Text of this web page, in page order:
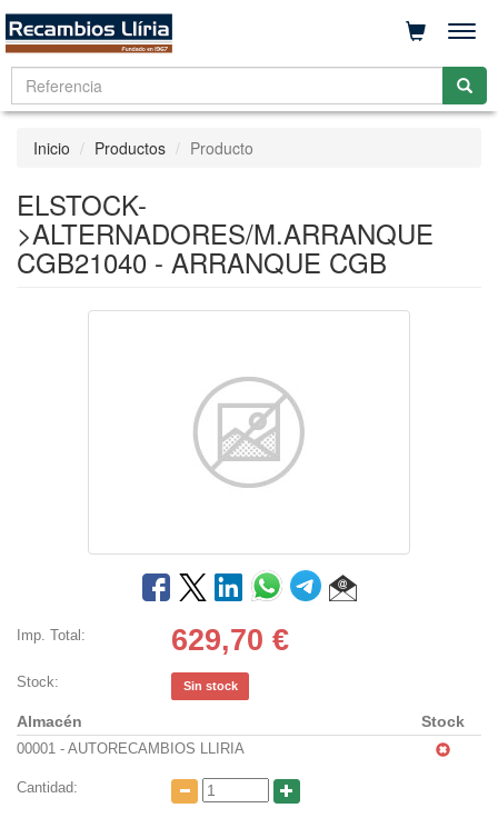
Inicio Productos Producto
ELSTOCK-
>ALTERNADORES/M.ARRANQUE
CGB21040 - ARRANQUE CGB
Imp. Total: 629,70 €
Stock: Sin stock
Almacén Stock
00001 - AUTORECAMBIOS LLIRIA
Cantidad: